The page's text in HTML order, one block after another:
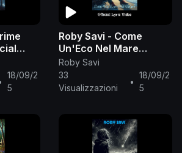
18/09/2
5
Roby Savi - Come
Un'Eco Nel Mare
(Official Lyric Video)
Roby Savi
33
Visualizzazioni
•
18/09/2
5